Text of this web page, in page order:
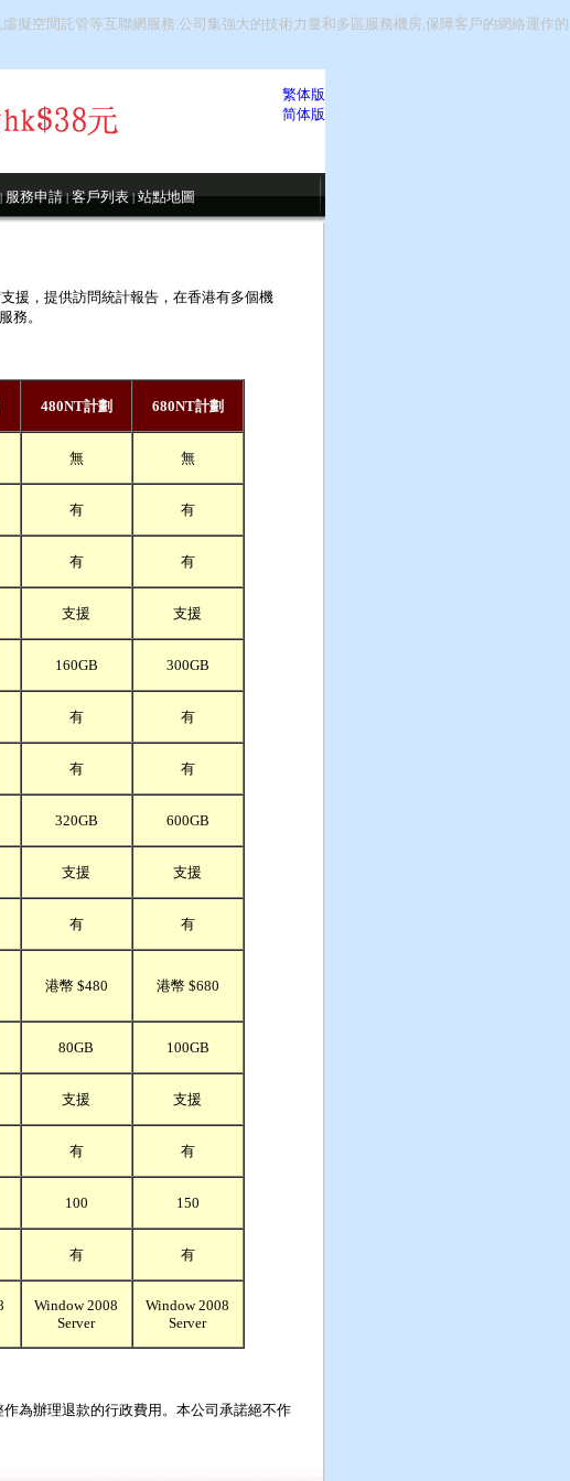
擬空間託管等互聯網服務.公司集強大的技術力量和多區服務機房,保障客戶的網絡運作的
繁体版
简体版
服務申請|客戶列表|站點地圖
援，提供訪問統計報告，在香港有多個機
務。
480NT計劃 680NT計劃
無 無
有 有
有 有
支援 支援
160GB 300GB
有 有
有 有
320GB 600GB
支援 支援
有 有
港幣 $480 港幣 $680
80GB 100GB
支援 支援
有 有
100 150
有 有
Window 2008
Server
Window 2008
Server
為辦理退款的行政費用。本公司承諾絕不作